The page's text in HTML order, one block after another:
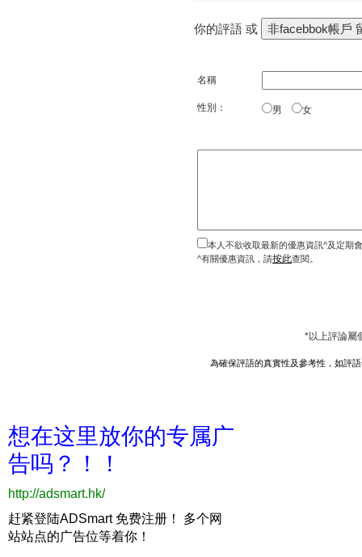
你的評語 或
名稱
性別： 男 女
本人不欲收取最新的優惠資訊^及定期
^有關優惠資訊，請按此查閱。
*以上評論屬
為確保評語的真實性及參考性，如評